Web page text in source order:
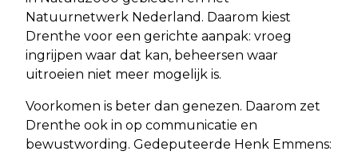
Natuurnetwerk Nederland. Daarom kiest
Drenthe voor een gerichte aanpak: vroeg
ingrijpen waar dat kan, beheersen waar
uitroeien niet meer mogelijk is.
Voorkomen is beter dan genezen. Daarom zet
Drenthe ook in op communicatie en
bewustwording. Gedeputeerde Henk Emmens: